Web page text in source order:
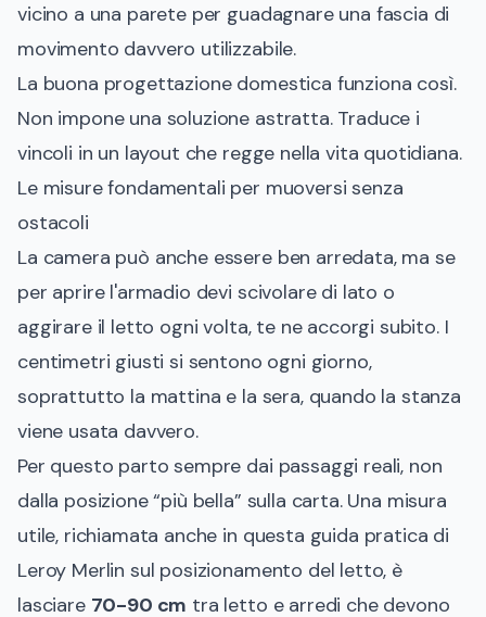
vicino a una parete per guadagnare una fascia di
movimento davvero utilizzabile.
La buona progettazione domestica funziona così.
Non impone una soluzione astratta. Traduce i
vincoli in un layout che regge nella vita quotidiana.
Le misure fondamentali per muoversi senza
ostacoli
La camera può anche essere ben arredata, ma se
per aprire l'armadio devi scivolare di lato o
aggirare il letto ogni volta, te ne accorgi subito. I
centimetri giusti si sentono ogni giorno,
soprattutto la mattina e la sera, quando la stanza
viene usata davvero.
Per questo parto sempre dai passaggi reali, non
dalla posizione “più bella” sulla carta. Una misura
utile, richiamata anche in questa guida pratica di
Leroy Merlin sul posizionamento del letto, è
lasciare 70-90 cm tra letto e arredi che devono